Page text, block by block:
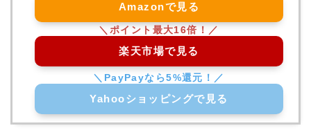
Amazonで見る
楽天市場で見る
Yahooショッピングで見る